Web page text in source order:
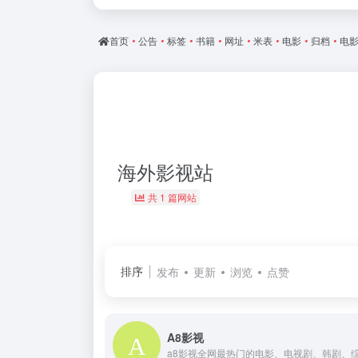
首页 • 公告 • 标签 • 书籍 • 网址 • 米表 • 电影 • 归档 • 电影
海外影视站
共 1 篇网站
排序 发布 更新 浏览 点赞
A8影视